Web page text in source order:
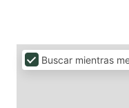
Buscar mientras